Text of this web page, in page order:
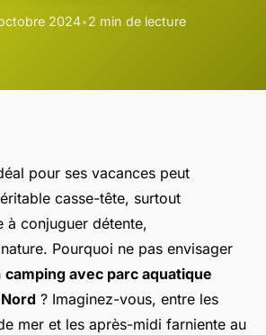
2024•2 min de lecture
pour ses vacances peut
casse-tête, surtout
à conjuguer détente,
Pourquoi ne pas envisager
camping avec parc aquatique
? Imaginez-vous, entre les
mer et les après-midi farniente au